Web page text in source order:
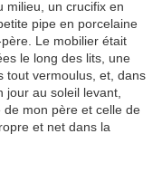
milieu, un crucifix en
pipe en porcelaine
Le mobilier était
le long des lits, une
tout vermoulus, et, dans
jour au soleil levant,
mon père et celle de
et net dans la